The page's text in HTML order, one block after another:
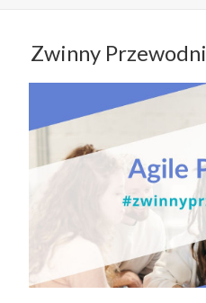
Zwinny